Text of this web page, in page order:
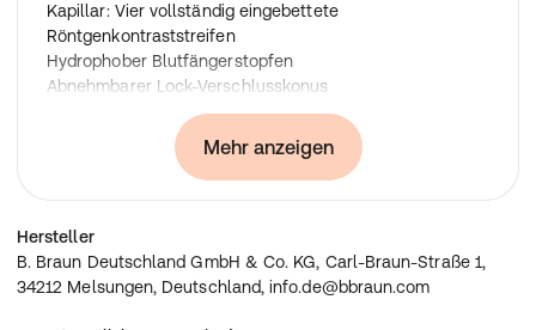
Kapillar: Vier vollständig eingebettete
Röntgenkontraststreifen
Hydrophober Blutfängerstopfen
Abnehmbarer Lock-Verschlusskonus
Farbliche Größenkennzeichnung
Eigenschaften:
Selbstaktivierende Clip-Technik
Safety-Clip sichert die Nadelspitze sofort nach dem
Mehr anzeigen
Hersteller
B. Braun Deutschland GmbH & Co. KG, Carl-Braun-Straße 1,
34212 Melsungen, Deutschland, info.de@bbraun.com